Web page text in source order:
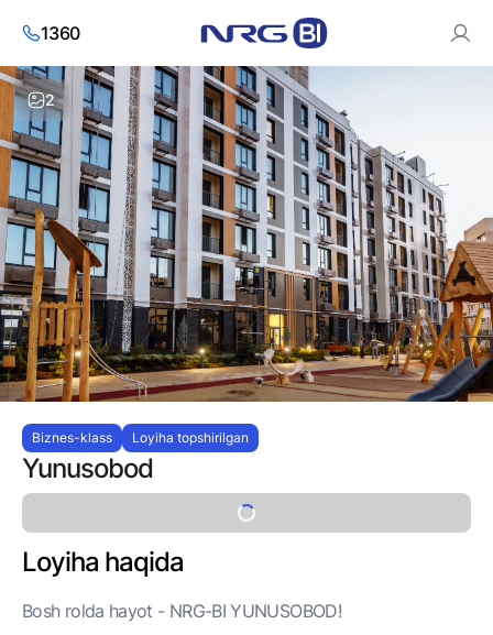
1360
2
Biznes-klass Loyiha topshirilgan
Yunusobod
Loyiha haqida
Bosh rolda hayot - NRG-BI YUNUSOBOD!
Saytdan foydalanish orqali siz cookies vashaxsiy ma’lumotlarni
qayta ishlash siyosatigaroziligingizni bildirasiz.
Roziman